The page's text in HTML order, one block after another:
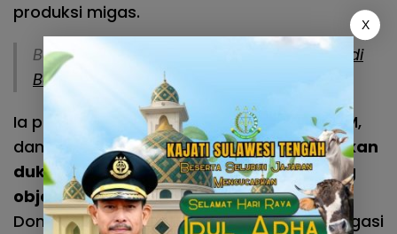
produksi migas.
Baca juga :CURI PUKAT DARI KAPAL! Pria di
Banggai Diamankan Polisi
Ia pun mendorong organisasi advokat, LSM,
dan akademisi di Sulteng untukmemberikan
dukungan moral dan kajian hukum yang
objektifdemi memperkuat posisi Pemkab
Donggala dalam negosiasi dan potensi litigasi
X